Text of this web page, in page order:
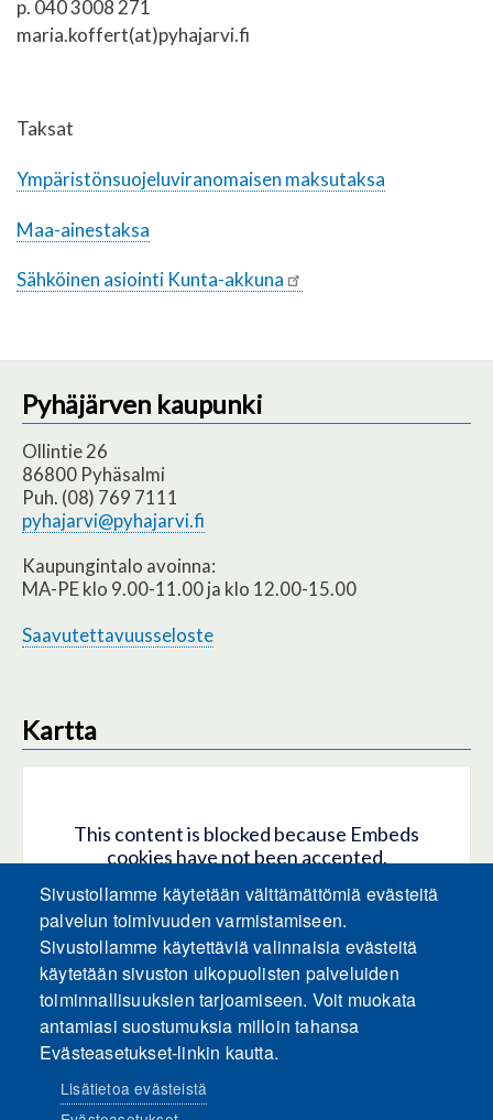
p. 040 3008 271
maria.koffert(at)pyhajarvi.fi
Taksat
Ympäristönsuojeluviranomaisen maksutaksa
Maa-ainestaksa
Sähköinen asiointi Kunta-akkuna
Pyhäjärven kaupunki
Ollintie 26
86800 Pyhäsalmi
Puh. (08) 769 7111
pyhajarvi@pyhajarvi.fi
Kaupungintalo avoinna:
MA-PE klo 9.00-11.00 ja klo 12.00-15.00
Saavutettavuusseloste
Kartta
This content is blocked because Embeds
cookies have not been accepted.
HYVÄKSY KAIKKI EVÄSTEET
Only accept Embeds cookies
Sivustollamme käytetään välttämättömiä evästeitä
palvelun toimivuuden varmistamiseen.
Sivustollamme käytettäviä valinnaisia evästeitä
käytetään sivuston ulkopuolisten palveluiden
toiminnallisuuksien tarjoamiseen. Voit muokata
antamiasi suostumuksia milloin tahansa
Evästeasetukset-linkin kautta.
Lisätietoa evästeistä